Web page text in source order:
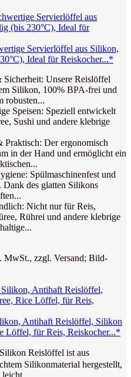
Servierlöffel aus Silikon,
Ideal für Reiskocher...*
Unsere Reislöffel
Silikon, 100% BPA-frei und
robusten...
Speisen: Speziell entwickelt
Sushi und andere klebrige
Der ergonomisch
in der Hand und ermöglicht ein
Spülmaschinenfest und
des glatten Silikons
Nicht nur für Reis,
Rührei und andere klebrige
MwSt., zzgl. Versand; Bild-
Antihaft Reislöffel, Silikon
Löffel, für Reis, Reiskocher...*
Reislöffel ist aus
Silikonmaterial hergestellt,